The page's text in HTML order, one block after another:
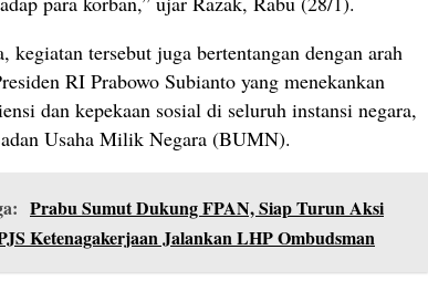
kegiatan tersebut juga bertentangan dengan arah
RI Prabowo Subianto yang menekankan
dan kepekaan sosial di seluruh instansi negara,
Usaha Milik Negara (BUMN).
Prabu Sumut Dukung FPAN, Siap Turun Aksi
Ketenagakerjaan Jalankan LHP Ombudsman